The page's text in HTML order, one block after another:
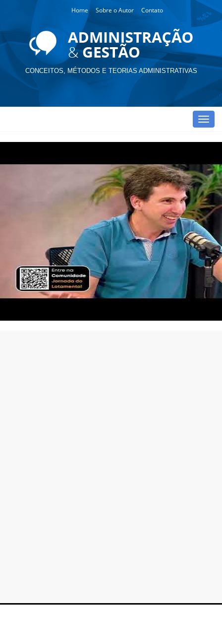
Home Sobre o Autor Contato
CONCEITOS, MÉTODOS E TEORIAS ADMINISTRATIVAS